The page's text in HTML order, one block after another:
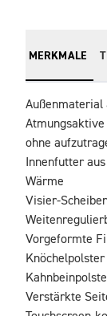
MERKMALE
Außenmaterial
ohne
Innenfutter
Wärme
Visier-
Vorgeformte
Verstärkte